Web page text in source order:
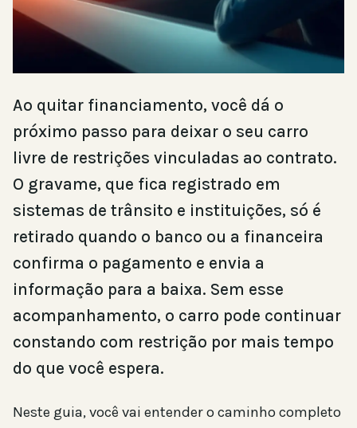
Ao quitar financiamento, você dá o
próximo passo para deixar o seu carro
livre de restrições vinculadas ao contrato.
O gravame, que fica registrado em
sistemas de trânsito e instituições, só é
retirado quando o banco ou a financeira
confirma o pagamento e envia a
informação para a baixa. Sem esse
acompanhamento, o carro pode continuar
constando com restrição por mais tempo
do que você espera.
Neste guia, você vai entender o caminho completo